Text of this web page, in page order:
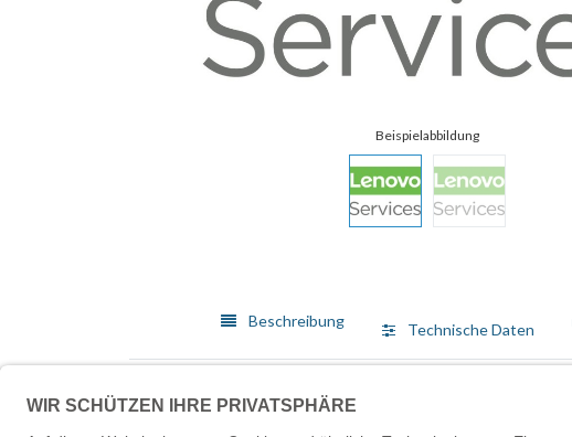
Beschreibung Technische Daten